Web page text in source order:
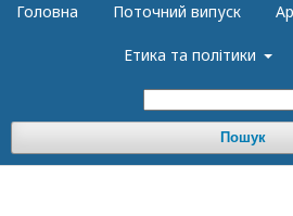
Головна Поточний випуск
Етика та політики
Пошук